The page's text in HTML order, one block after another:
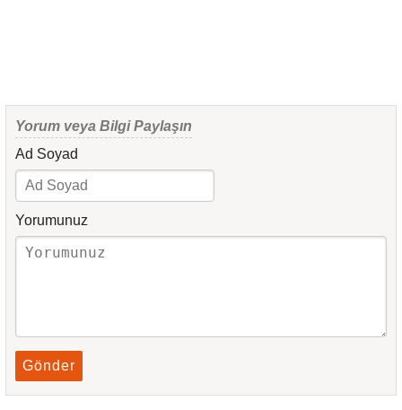
Yorum veya Bilgi Paylaşın
Ad Soyad
Yorumunuz
Gönder